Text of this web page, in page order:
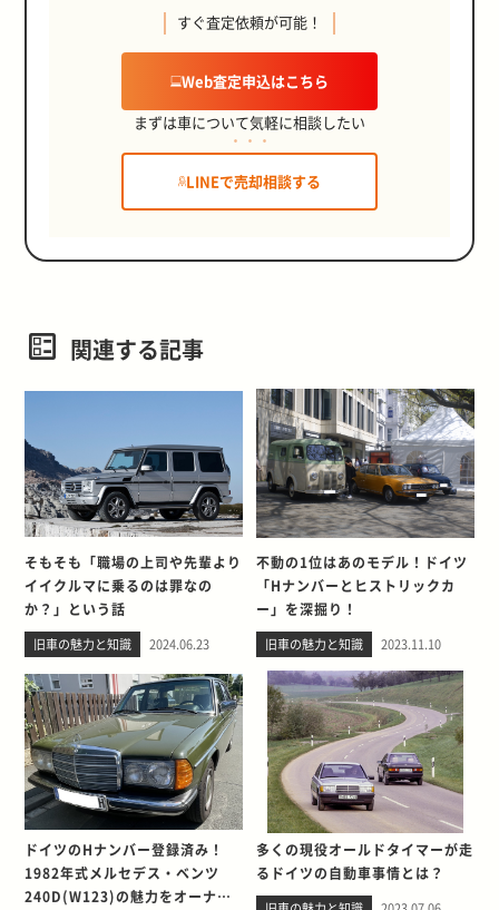
すぐ査定依頼が可能！
Web査定申込はこちら
まずは車について気軽に相談したい
LINEで売却相談する
関連する記事
そもそも「職場の上司や先輩より
イイクルマに乗るのは罪なの
か？」という話
旧車の魅力と知識 2024.06.23
不動の1位はあのモデル！ドイツ
「Hナンバーとヒストリックカ
ー」を深掘り！
旧車の魅力と知識 2023.11.10
ドイツのHナンバー登録済み！
1982年式メルセデス・ベンツ
240D(W123)の魅力をオーナー
多くの現役オールドタイマーが走
るドイツの自動車事情とは？